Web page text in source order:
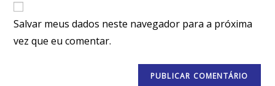
Salvar meus dados neste navegador para a próxima
vez que eu comentar.